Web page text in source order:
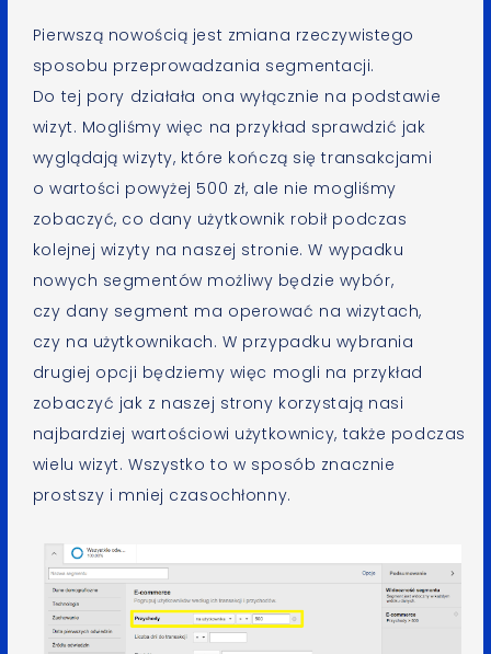
Pierwszą nowością jest zmiana rzeczywistego
sposobu przeprowadzania segmentacji.
Do tej pory działała ona wyłącznie na podstawie
wizyt. Mogliśmy więc na przykład sprawdzić jak
wyglądają wizyty, które kończą się transakcjami
o wartości powyżej 500 zł, ale nie mogliśmy
zobaczyć, co dany użytkownik robił podczas
kolejnej wizyty na naszej stronie. W wypadku
nowych segmentów możliwy będzie wybór,
czy dany segment ma operować na wizytach,
czy na użytkownikach. W przypadku wybrania
drugiej opcji będziemy więc mogli na przykład
zobaczyć jak z naszej strony korzystają nasi
najbardziej wartościowi użytkownicy, także podczas
wielu wizyt. Wszystko to w sposób znacznie
prostszy i mniej czasochłonny.